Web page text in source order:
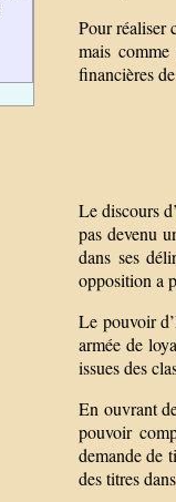
Pour réaliser
mais
financières
Le discours
pas devenu
dans ses
opposition a
Le pouvoir
armée de
issues des
En ouvrant
pouvoir
demande de
des titres